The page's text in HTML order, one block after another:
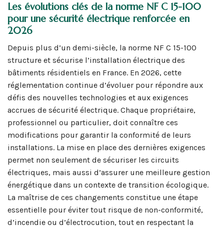
Les évolutions clés de la norme NF C 15-100
pour une sécurité électrique renforcée en
2026
Depuis plus d’un demi-siècle, la norme NF C 15-100
structure et sécurise l’installation électrique des
bâtiments résidentiels en France. En 2026, cette
réglementation continue d’évoluer pour répondre aux
défis des nouvelles technologies et aux exigences
accrues de sécurité électrique. Chaque propriétaire,
professionnel ou particulier, doit connaître ces
modifications pour garantir la conformité de leurs
installations. La mise en place des dernières exigences
permet non seulement de sécuriser les circuits
électriques, mais aussi d’assurer une meilleure gestion
énergétique dans un contexte de transition écologique.
La maîtrise de ces changements constitue une étape
essentielle pour éviter tout risque de non-conformité,
d’incendie ou d’électrocution, tout en respectant la